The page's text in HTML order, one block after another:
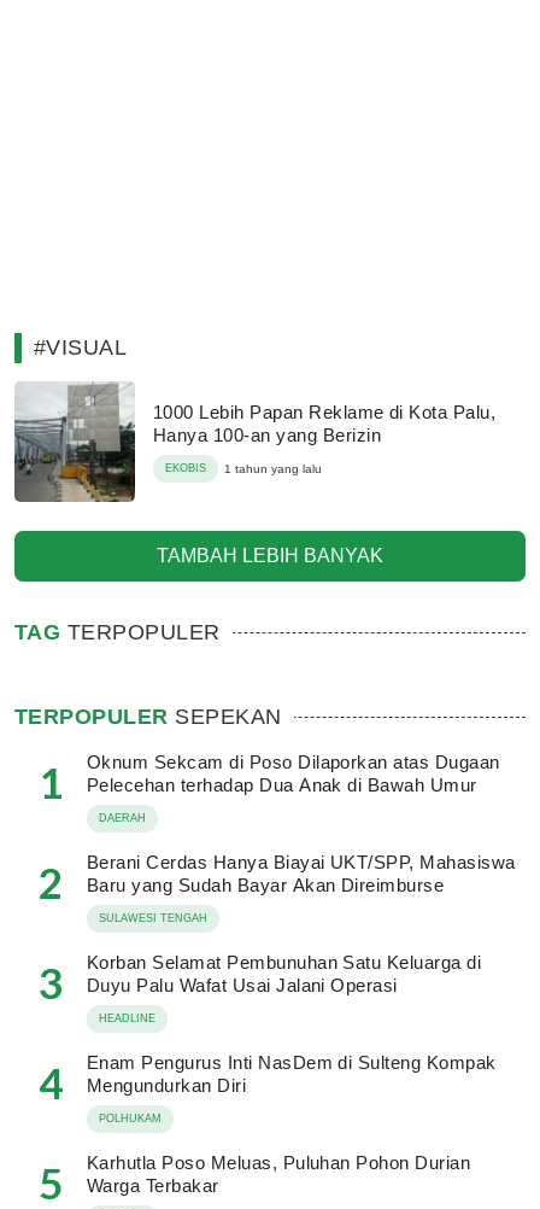
#VISUAL
1000 Lebih Papan Reklame di Kota Palu,
Hanya 100-an yang Berizin
EKOBIS 1 tahun yang lalu
TAMBAH LEBIH BANYAK
TAG TERPOPULER
TERPOPULER SEPEKAN
1
Oknum Sekcam di Poso Dilaporkan atas Dugaan
Pelecehan terhadap Dua Anak di Bawah Umur
DAERAH
2
Berani Cerdas Hanya Biayai UKT/SPP, Mahasiswa
Baru yang Sudah Bayar Akan Direimburse
SULAWESI TENGAH
3
Korban Selamat Pembunuhan Satu Keluarga di
Duyu Palu Wafat Usai Jalani Operasi
HEADLINE
4
Enam Pengurus Inti NasDem di Sulteng Kompak
Mengundurkan Diri
POLHUKAM
5
Karhutla Poso Meluas, Puluhan Pohon Durian
Warga Terbakar